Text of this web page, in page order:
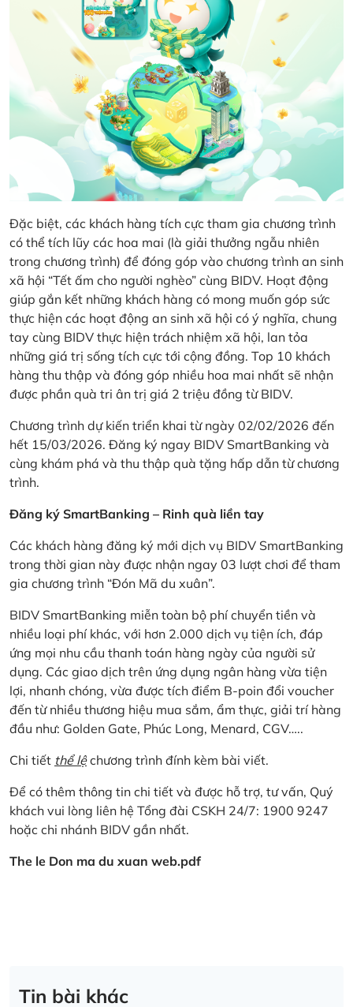
Đặc biệt, các khách hàng tích cực tham gia chương trình
có thể tích lũy các hoa mai (là giải thưởng ngẫu nhiên
trong chương trình) để đóng góp vào chương trình an sinh
xã hội “Tết ấm cho người nghèo” cùng BIDV. Hoạt động
giúp gắn kết những khách hàng có mong muốn góp sức
thực hiện các hoạt động an sinh xã hội có ý nghĩa, chung
tay cùng BIDV thực hiện trách nhiệm xã hội, lan tỏa
những giá trị sống tích cực tới cộng đồng. Top 10 khách
hàng thu thập và đóng góp nhiều hoa mai nhất sẽ nhận
được phần quà tri ân trị giá 2 triệu đồng từ BIDV.
Chương trình dự kiến triển khai từ ngày 02/02/2026 đến
hết 15/03/2026. Đăng ký ngay BIDV SmartBanking và
cùng khám phá và thu thập quà tặng hấp dẫn từ chương
trình.
Đăng ký SmartBanking – Rinh quà liền tay
Các khách hàng đăng ký mới dịch vụ BIDV SmartBanking
trong thời gian này được nhận ngay 03 lượt chơi để tham
gia chương trình “Đón Mã du xuân”.
BIDV SmartBanking miễn toàn bộ phí chuyển tiền và
nhiều loại phí khác, với hơn 2.000 dịch vụ tiện ích, đáp
ứng mọi nhu cầu thanh toán hàng ngày của người sử
dụng. Các giao dịch trên ứng dụng ngân hàng vừa tiện
lợi, nhanh chóng, vừa được tích điểm B-poin đổi voucher
đến từ nhiều thương hiệu mua sắm, ẩm thực, giải trí hàng
đầu như: Golden Gate, Phúc Long, Menard, CGV…..
Chi tiết thể lệchương trình đính kèm bài viết.
Để có thêm thông tin chi tiết và được hỗ trợ, tư vấn, Quý
khách vui lòng liên hệ Tổng đài CSKH 24/7: 1900 9247
hoặc chi nhánh BIDV gần nhất.
The le Don ma du xuan web.pdf
Tin bài khác